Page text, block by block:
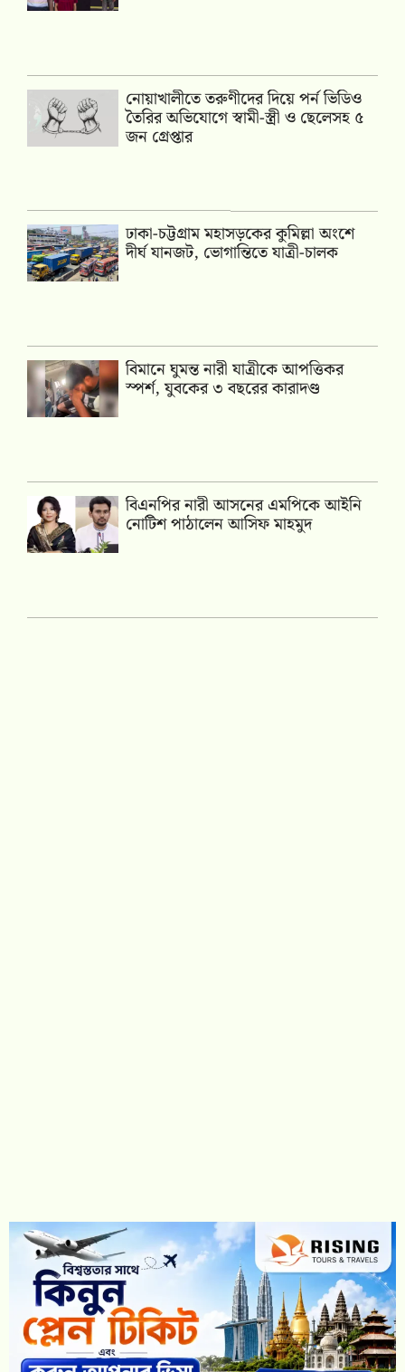
নোয়াখালীতে তরুণীদের দিয়ে পর্ন ভিডিও
তৈরির অভিযোগে স্বামী-স্ত্রী ও ছেলেসহ ৫
জন গ্রেপ্তার
ঢাকা-চট্টগ্রাম মহাসড়কের কুমিল্লা অংশে
দীর্ঘ যানজট, ভোগান্তিতে যাত্রী-চালক
বিমানে ঘুমন্ত নারী যাত্রীকে আপত্তিকর
স্পর্শ, যুবকের ৩ বছরের কারাদণ্ড
বিএনপির নারী আসনের এমপিকে আইনি
নোটিশ পাঠালেন আসিফ মাহমুদ